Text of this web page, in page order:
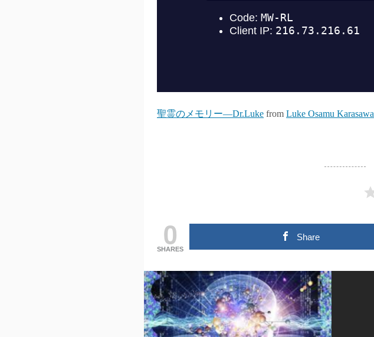
聖霊のメモリー―Dr.Luke from Luke Osamu Karasawa
0
SHARES
Share